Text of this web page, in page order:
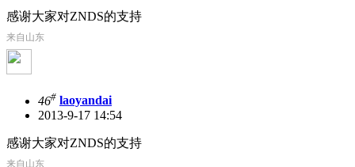
感谢大家对ZNDS的支持
来自山东
46# laoyandai
2013-9-17 14:54
感谢大家对ZNDS的支持
来自山东